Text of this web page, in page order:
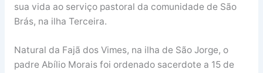
sua vida ao serviço pastoral da comunidade de São
Brás, na ilha Terceira.
Natural da Fajã dos Vimes, na ilha de São Jorge, o
padre Abílio Morais foi ordenado sacerdote a 15 de